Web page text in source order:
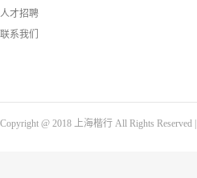
人才招聘
联系我们
Copyright @ 2018 上海楷行 All Rights Reserved |